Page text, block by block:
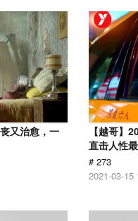
又治愈，一
【越哥】
直击人性
# 273
2021-03-15